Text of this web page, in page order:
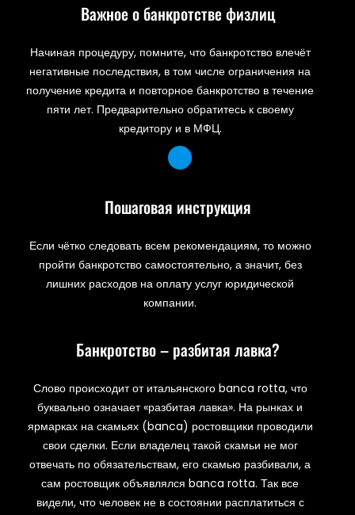
Важное о банкротстве физлиц
Начиная процедуру, помните, что банкротство влечёт
негативные последствия, в том числе ограничения на
получение кредита и повторное банкротство в течение
пяти лет. Предварительно обратитесь к своему
кредитору и в МФЦ.
Пошаговая инструкция
Если чётко следовать всем рекомендациям, то можно
пройти банкротство самостоятельно, а значит, без
лишних расходов на оплату услуг юридической
компании.
Банкротство – разбитая лавка?
Слово происходит от итальянского banca rotta, что
буквально означает «разбитая лавка». На рынках и
ярмарках на скамьях (banca) ростовщики проводили
свои сделки. Если владелец такой скамьи не мог
отвечать по обязательствам, его скамью разбивали, а
сам ростовщик объявлялся banca rotta. Так все
видели, что человек не в состоянии расплатиться с